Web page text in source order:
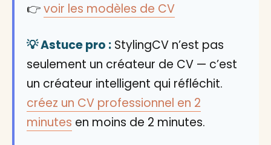
👉voir les modèles de CV
💡 Astuce pro : StylingCV n’est pas
seulement un créateur de CV — c’est
un créateur intelligent qui réfléchit.
créez un CV professionnel en 2
minutes en moins de 2 minutes.